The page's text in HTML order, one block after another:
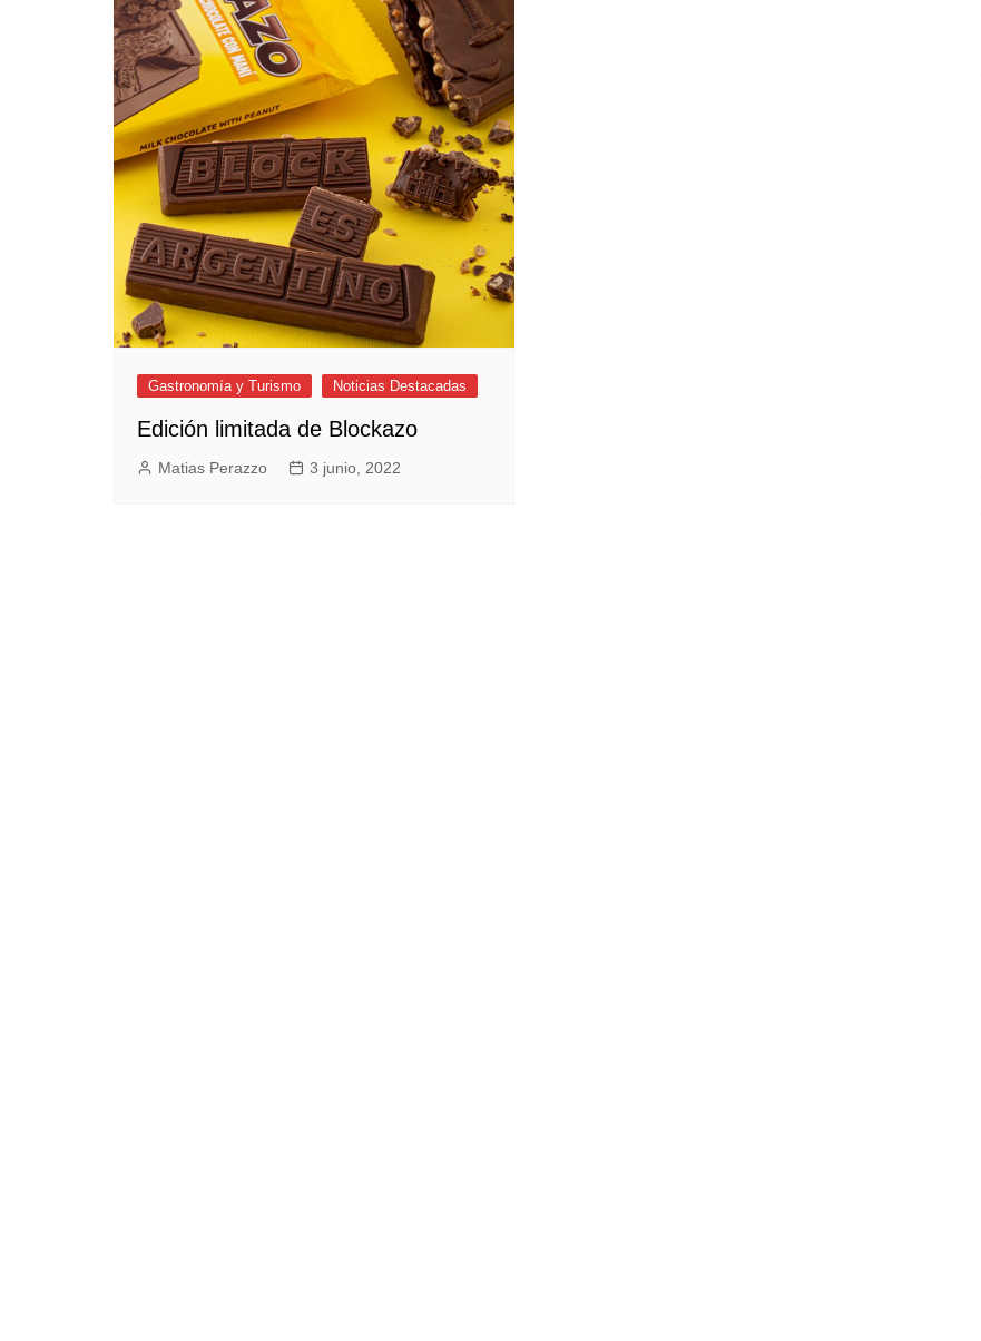
Empresas y Negocios
Automotos
Espectáculos
Trendy News
LifeStyle
Negocios
Gastronomía y Turismo Noticias Destacadas
Edición limitada de Blockazo
Matias Perazzo 3 junio, 2022